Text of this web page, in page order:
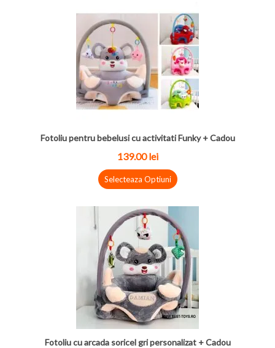
Fotoliu pentru bebelusi cu activitati Funky + Cadou
139.00lei
Selecteaza Optiuni
Fotoliu cu arcada soricel gri personalizat + Cadou